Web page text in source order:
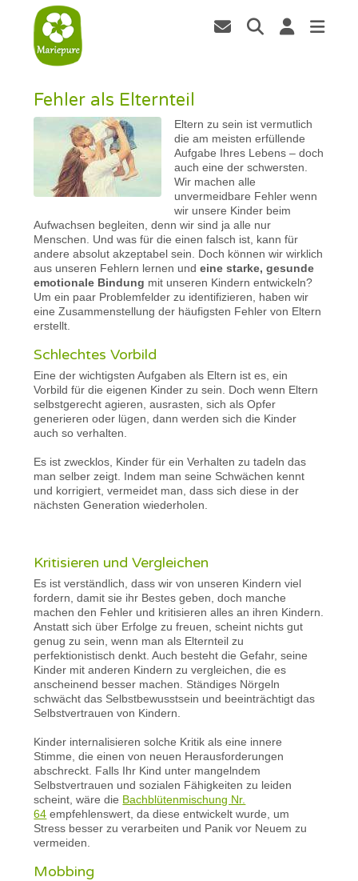
Fehler als Elternteil
Eltern zu sein ist vermutlich
die am meisten erfüllende
Aufgabe Ihres Lebens – doch
auch eine der schwersten.
Wir machen alle
unvermeidbare Fehler wenn
wir unsere Kinder beim
Aufwachsen begleiten, denn wir sind ja alle nur
Menschen. Und was für die einen falsch ist, kann für
andere absolut akzeptabel sein. Doch können wir wirklich
aus unseren Fehlern lernen undeine starke, gesunde
emotionale Bindung mit unseren Kindern entwickeln?
Um ein paar Problemfelder zu identifizieren, haben wir
eine Zusammenstellung der häufigsten Fehler von Eltern
erstellt.
Schlechtes Vorbild
Eine der wichtigsten Aufgaben als Eltern ist es, ein
Vorbild für die eigenen Kinder zu sein. Doch wenn Eltern
selbstgerecht agieren, ausrasten, sich als Opfer
generieren oder lügen, dann werden sich die Kinder
auch so verhalten.
Es ist zwecklos, Kinder für ein Verhalten zu tadeln das
man selber zeigt. Indem man seine Schwächen kennt
und korrigiert, vermeidet man, dass sich diese in der
nächsten Generation wiederholen.
Kritisieren und Vergleichen
Es ist verständlich, dass wir von unseren Kindern viel
fordern, damit sie ihr Bestes geben, doch manche
machen den Fehler und kritisieren alles an ihren Kindern.
Anstatt sich über Erfolge zu freuen, scheint nichts gut
genug zu sein, wenn man als Elternteil zu
perfektionistisch denkt. Auch besteht die Gefahr, seine
Kinder mit anderen Kindern zu vergleichen, die es
anscheinend besser machen. Ständiges Nörgeln
schwächt das Selbstbewusstsein und beeinträchtigt das
Selbstvertrauen von Kindern.
Kinder internalisieren solche Kritik als eine innere
Stimme, die einen von neuen Herausforderungen
abschreckt. Falls Ihr Kind unter mangelndem
Selbstvertrauen und sozialen Fähigkeiten zu leiden
scheint, wäre die Bachblütenmischung Nr.
64 empfehlenswert, da diese entwickelt wurde, um
Stress besser zu verarbeiten und Panik vor Neuem zu
vermeiden.
Mobbing